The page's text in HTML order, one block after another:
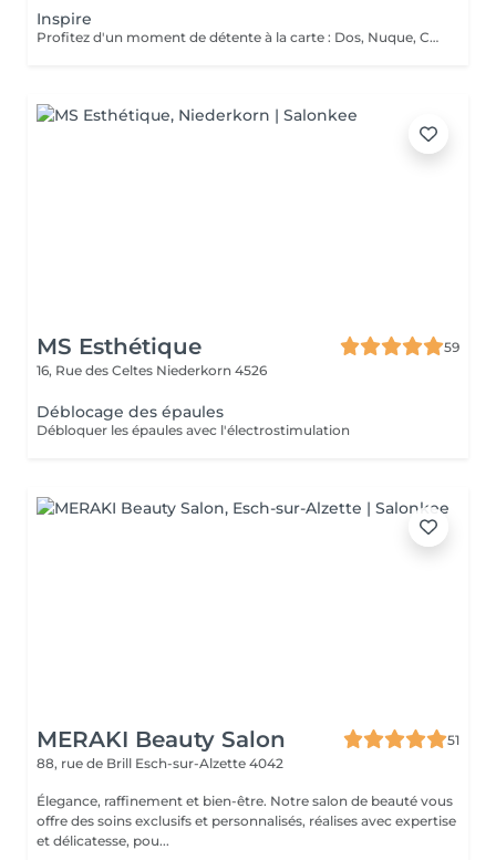
Inspire
Profitez d'un moment de détente à la carte : Dos, Nuque, Cuir chevelu, Jambes, Pieds, Bras & Mains (1 ou 2 zones de votre choix)
MS Esthétique
59
16, Rue des Celtes Niederkorn 4526
Déblocage des épaules
Débloquer les épaules avec l'électrostimulation
MERAKI Beauty Salon
51
88, rue de Brill Esch-sur-Alzette 4042
Élegance, raffinement et bien-être. Notre salon de beauté vous
offre des soins exclusifs et personnalisés, réalises avec expertise
et délicatesse, pou...